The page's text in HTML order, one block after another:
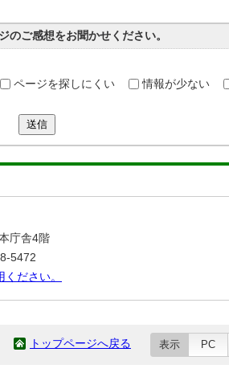
のご感想をお聞かせください。
ページを探しにくい 情報が少ない
送信
庁舎4階
5472
ださい。
トップページへ戻る 表示 PC